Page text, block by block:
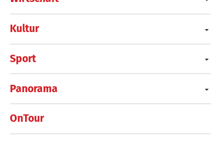
Kultur
Sport
Panorama
OnTour